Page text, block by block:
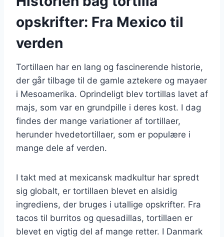
opskrifter: Fra Mexico til
verden
Tortillaen har en lang og fascinerende historie,
der går tilbage til de gamle aztekere og mayaer
i Mesoamerika. Oprindeligt blev tortillas lavet af
majs, som var en grundpille i deres kost. I dag
findes der mange variationer af tortillaer,
herunder hvedetortillaer, som er populære i
mange dele af verden.
I takt med at mexicansk madkultur har spredt
sig globalt, er tortillaen blevet en alsidig
ingrediens, der bruges i utallige opskrifter. Fra
tacos til burritos og quesadillas, tortillaen er
blevet en vigtig del af mange retter. I Danmark